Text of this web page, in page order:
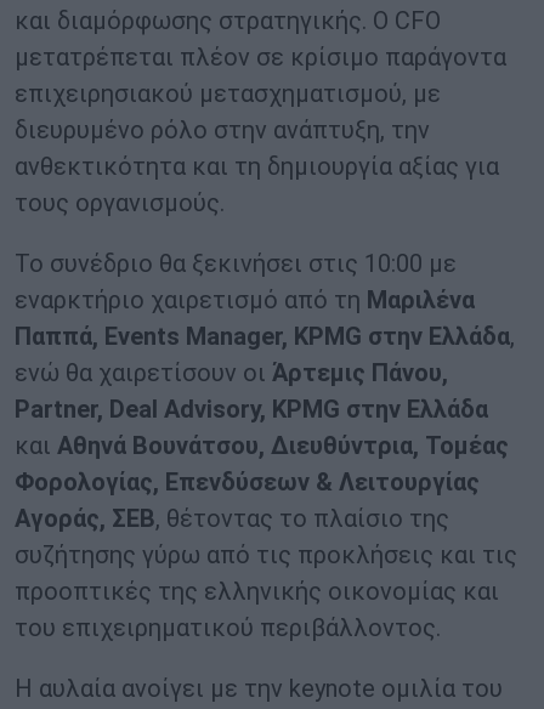
και διαμόρφωσης στρατηγικής. Ο CFO
μετατρέπεται πλέον σε κρίσιμο παράγοντα
επιχειρησιακού μετασχηματισμού, με
διευρυμένο ρόλο στην ανάπτυξη, την
ανθεκτικότητα και τη δημιουργία αξίας για
τους οργανισμούς.
Το συνέδριο θα ξεκινήσει στις 10:00 με
εναρκτήριο χαιρετισμό από τη Μαριλένα
Παππά, Events Manager, KPMG στην Ελλάδα,
ενώ θα χαιρετίσουν οι Άρτεμις Πάνου,
Partner, Deal Advisory, KPMG στην Ελλάδα
και Αθηνά Βουνάτσου, Διευθύντρια, Τομέας
Φορολογίας, Επενδύσεων & Λειτουργίας
Αγοράς, ΣΕΒ, θέτοντας το πλαίσιο της
συζήτησης γύρω από τις προκλήσεις και τις
προοπτικές της ελληνικής οικονομίας και
του επιχειρηματικού περιβάλλοντος.
Η αυλαία ανοίγει με την keynote ομιλία του